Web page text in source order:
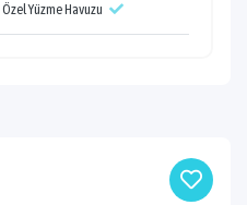
Özel Yüzme Havuzu